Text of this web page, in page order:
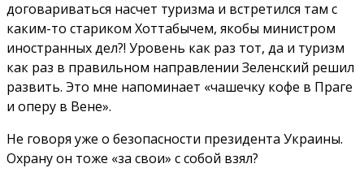
договариваться насчет туризма и встретился там с
каким-то стариком Хоттабычем, якобы министром
иностранных дел?! Уровень как раз тот, да и туризм
как раз в правильном направлении Зеленский решил
развить. Это мне напоминает «чашечку кофе в Праге
и оперу в Вене».
Не говоря уже о безопасности президента Украины.
Охрану он тоже «за свои» с собой взял?